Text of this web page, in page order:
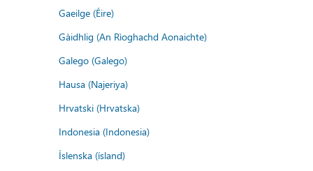
Gaeilge (Éire)
Gàidhlig (An Rìoghachd Aonaichte)
Galego (Galego)
Hausa (Najeriya)
Hrvatski (Hrvatska)
Indonesia (Indonesia)
Íslenska (ísland)